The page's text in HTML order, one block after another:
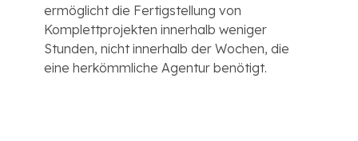
ermöglicht die Fertigstellung von
Komplettprojekten innerhalb weniger
Stunden, nicht innerhalb der Wochen, die
eine herkömmliche Agentur benötigt.